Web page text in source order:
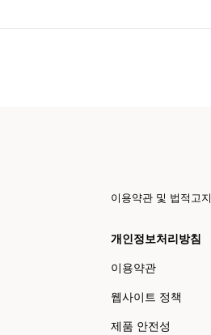
이용약관 및 법적고지
개인정보처리방침
이용약관
웹사이트 정책
제품 안전성